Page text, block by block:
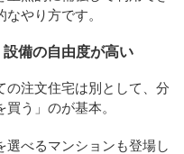
やり方です。
備の自由度が高い
の注文住宅は別として、分
う」のが基本。
べるマンションも登場し